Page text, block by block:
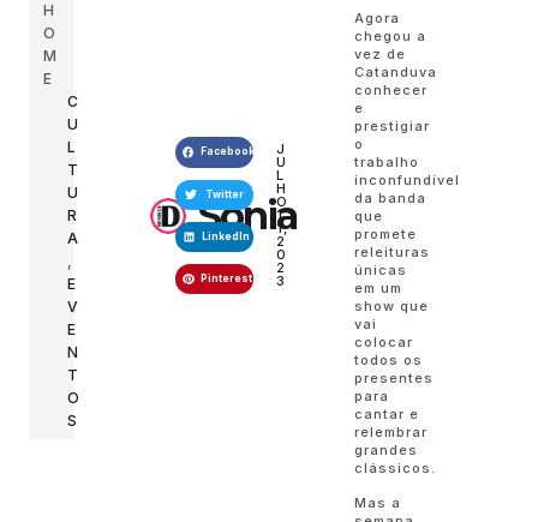
H
O
M
E
C
U
L
T
U
R
A
,
E
V
E
N
T
O
S
Sonia
Facebook
Twitter
LinkedIn
Pinterest
J
U
L
H
O
1
1,
2
0
2
3
Agora
chegou a
vez de
Catanduva
conhecer
e
prestigiar
o
trabalho
inconfundível
da banda
que
promete
releituras
únicas
em um
show que
vai
colocar
todos os
presentes
para
cantar e
relembrar
grandes
clássicos.
Mas a